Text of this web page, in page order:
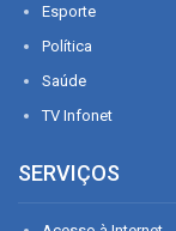
Esporte
Política
Saúde
TV Infonet
SERVIÇOS